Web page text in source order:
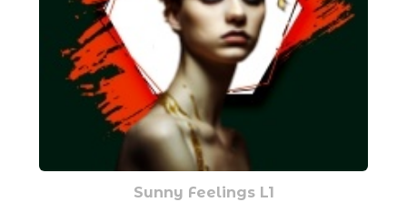
Sunny Feelings L1